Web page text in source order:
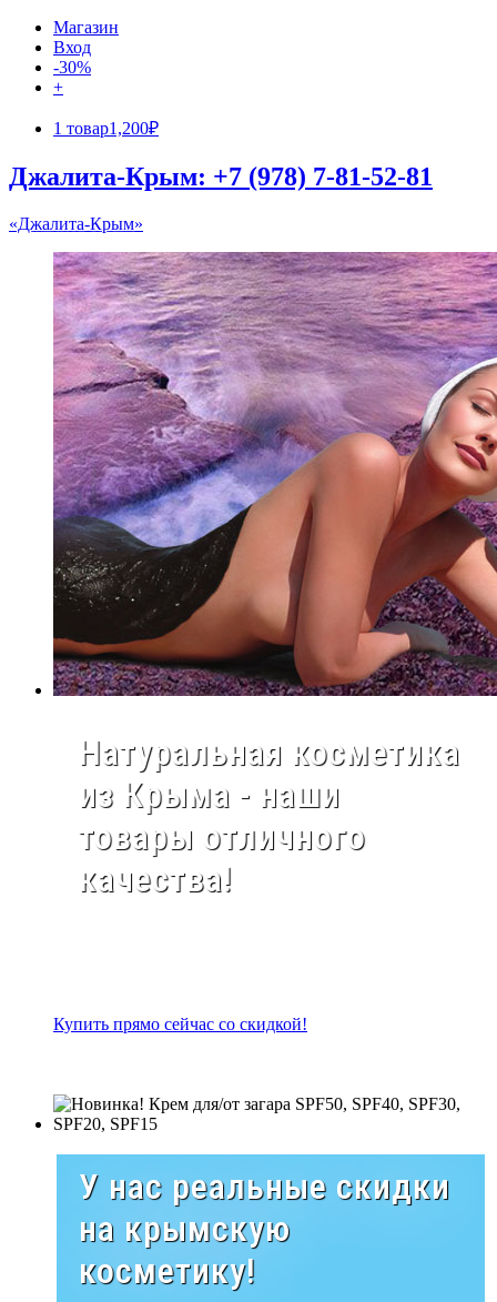
Магазин
Вход
-30%
+
1 товар1,200₽
Джалита-Крым: +7 (978) 7-81-52-81
«Джалита-Крым»
Натуральная косметика
из Крыма - наши
товары отличного
качества!
Купить прямо сейчас со скидкой!
У нас реальные скидки
на крымскую
косметику!